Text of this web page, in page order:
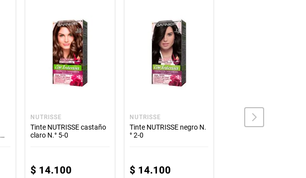
NUTRISSE
Tinte NUTRISSE castaño
claro N.° 5-0
$ 14.100
NUTRISSE
Tinte NUTRISSE negro N.
° 2-0
$ 14.100
COLORISS
Tinte COLORISS castaño